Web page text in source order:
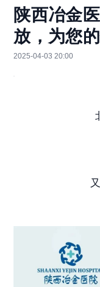
陕西冶金
放，为您
2025-04-03 20:00